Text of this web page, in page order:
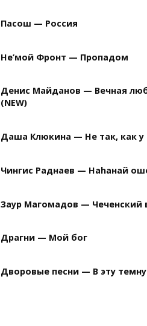
Пасош — Россия
Не’мой Фронт — Пропадом
Денис Майданов — Вечная
(NEW)
Даша Клюкина — Не так, как у
Чингис Раднаев — Наhанай
Заур Магомадов — Чеченский
Драгни — Мой бог
Дворовые песни — В эту